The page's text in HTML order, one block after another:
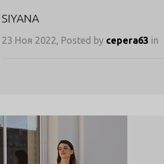
SIYANA
23 Ноя 2022, Posted by cepera63 in